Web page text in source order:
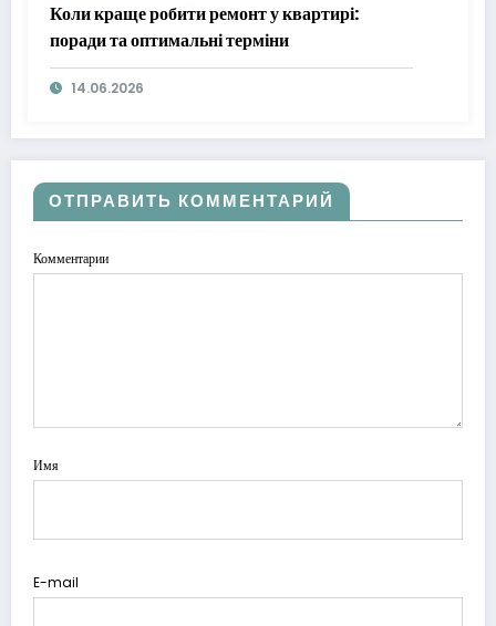
Коли краще робити ремонт у квартирі:
поради та оптимальні терміни
14.06.2026
ОТПРАВИТЬ КОММЕНТАРИЙ
Комментарии
Имя
E-mail